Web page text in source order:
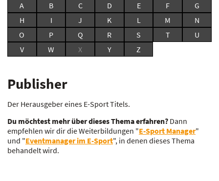
A B C D E F
G
H
I J K L M
N
O
P Q R S T
U
V
W X Y Z
Publisher
Der Herausgeber eines E-Sport Titels.
Du möchtest mehr über dieses Thema erfahren? Dann
empfehlen wir dir die Weiterbildungen "E-Sport Manager"
und "Eventmanager im E-Sport", in denen dieses Thema
behandelt wird.